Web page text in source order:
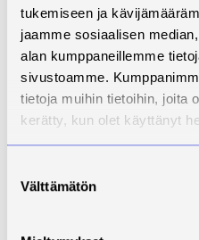
tukemiseen ja
jaamme sosiaalisen
alan kumppaneillemme
sivustoamme.
tietoja muihin tietoihin, joita
kerätty, kun olet käyttänyt
valinta
Välttämätön
Toimenpiteet